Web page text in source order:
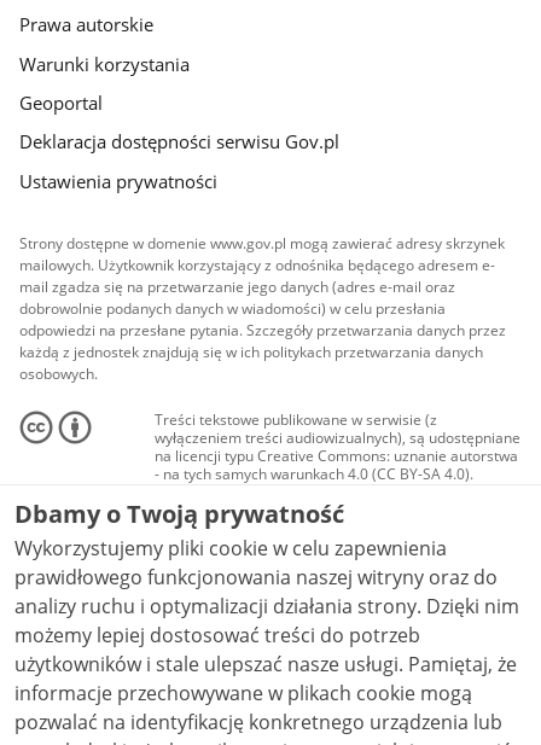
Prawa autorskie
Warunki korzystania
Geoportal
Deklaracja dostępności serwisu Gov.pl
Ustawienia prywatności
Strony dostępne w domenie www.gov.pl mogą zawierać adresy skrzynek
mailowych. Użytkownik korzystający z odnośnika będącego adresem e-
mail zgadza się na przetwarzanie jego danych (adres e-mail oraz
dobrowolnie podanych danych w wiadomości) w celu przesłania
odpowiedzi na przesłane pytania. Szczegóły przetwarzania danych przez
każdą z jednostek znajdują się w ich politykach przetwarzania danych
osobowych.
Treści tekstowe publikowane w serwisie (z
wyłączeniem treści audiowizualnych), są udostępniane
na licencji typu Creative Commons: uznanie autorstwa
- na tych samych warunkach 4.0 (CC BY-SA 4.0).
Materiały audiowizualne, w tym zdjęcia, materiały
audio i wideo, są udostępniane na licencji typu
Creative Commons: uznanie autorstwa użycie
niekomercyjne - bez utworów zależnych 4.0 (CC BY-
NC-ND 4.0), o ile nie jest to stwierdzone inaczej.
Dbamy o Twoją prywatność
Wykorzystujemy pliki cookie w celu zapewnienia
prawidłowego funkcjonowania naszej witryny oraz do
analizy ruchu i optymalizacji działania strony. Dzięki nim
możemy lepiej dostosować treści do potrzeb
użytkowników i stale ulepszać nasze usługi. Pamiętaj, że
informacje przechowywane w plikach cookie mogą
pozwalać na identyfikację konkretnego urządzenia lub